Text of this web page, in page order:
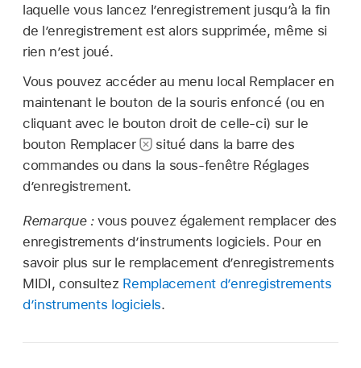
laquelle vous lancez l’enregistrement jusqu’à la fin
de l’enregistrement est alors supprimée, même si
rien n’est joué.
Vous pouvez accéder au menu local Remplacer en
maintenant le bouton de la souris enfoncé (ou en
cliquant avec le bouton droit de celle-ci) sur le
bouton Remplacer
situé dans la barre des
commandes ou dans la sous-fenêtre Réglages
d’enregistrement.
Remarque :vous pouvez également remplacer des
enregistrements d’instruments logiciels. Pour en
savoir plus sur le remplacement d’enregistrements
MIDI, consultez Remplacement d’enregistrements
d’instruments logiciels.